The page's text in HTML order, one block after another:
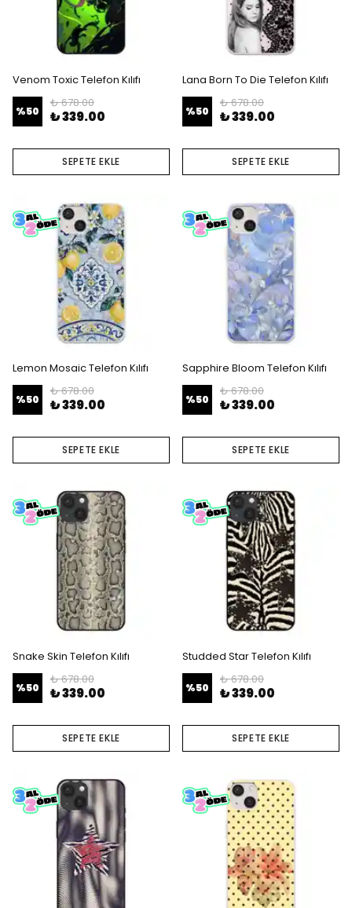
Venom Toxic Telefon Kılıfı
%50
₺ 678.00
₺ 339.00
SEPETE EKLE
Lana Born To Die Telefon Kılıfı
%50
₺ 678.00
₺ 339.00
SEPETE EKLE
Lemon Mosaic Telefon Kılıfı
%50
₺ 678.00
₺ 339.00
SEPETE EKLE
Sapphire Bloom Telefon Kılıfı
%50
₺ 678.00
₺ 339.00
SEPETE EKLE
Snake Skin Telefon Kılıfı
%50
₺ 678.00
₺ 339.00
SEPETE EKLE
Studded Star Telefon Kılıfı
%50
₺ 678.00
₺ 339.00
SEPETE EKLE